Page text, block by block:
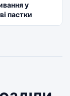
у
пастки